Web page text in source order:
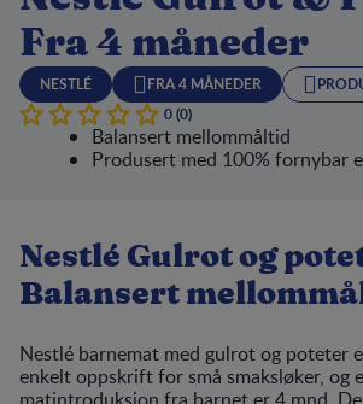
Fra 4 måneder
NESTLÉ FRA 4 MÅNEDER
0 (0)
Balansert mellommåltid
Produsert med 100% fornybar
Nestlé Gulrot og
Balansert
Nestlé barnemat med gulrot og poteter
enkelt oppskrift for små smaksløker, og